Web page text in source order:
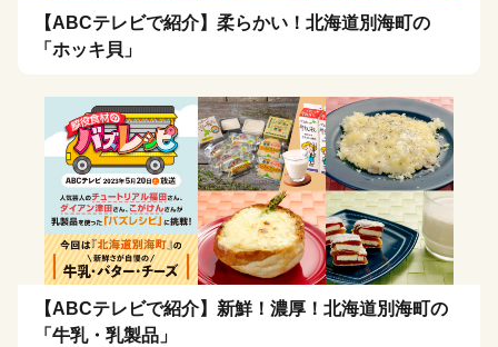
【ABCテレビで紹介】柔らかい！北海道別海町の
「ホッキ貝」
【ABCテレビで紹介】新鮮！濃厚！北海道別海町の
「牛乳・乳製品」